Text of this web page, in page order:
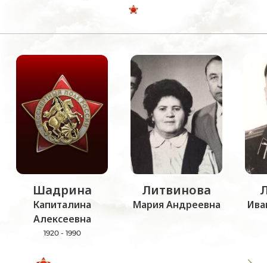
Шадрина
Капиталина
Алексеевна
1920 - 1990
Литвинова
Мария Андреевна